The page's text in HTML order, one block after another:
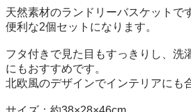
天然素材のランドリーバスケットで
便利な2個セットになります。
フタ付きで見た目もすっきりし、洗
にもおすすめです。
北欧風のデザインでインテリアにも